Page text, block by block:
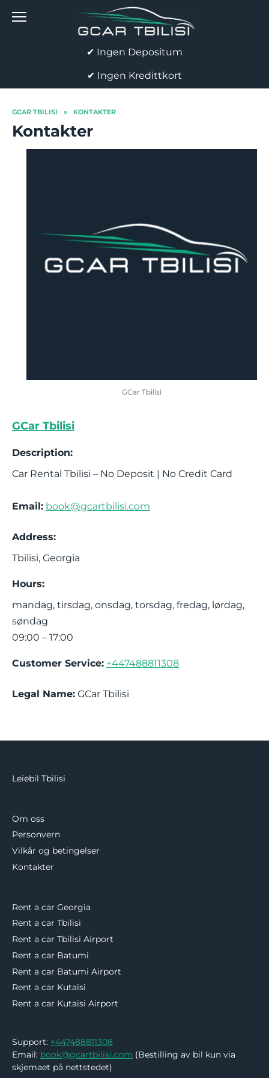
✔ Ingen Depositum
✔ Ingen Kredittkort
GCAR TBILISI » KONTAKTER
Kontakter
GCar Tbilisi
GCar Tbilisi
Description:
Car Rental Tbilisi – No Deposit | No Credit Card
Email: book@gcartbilisi.com
Address:
Tbilisi, Georgia
Hours:
mandag, tirsdag, onsdag, torsdag, fredag, lørdag,
søndag
09:00 – 17:00
Customer Service: +447488811308
Legal Name: GCar Tbilisi
Leiebil Tbilisi
Om oss
Personvern
Vilkår og betingelser
Kontakter
Rent a car Georgia
Rent a car Tbilisi
Rent a car Tbilisi Airport
Rent a car Batumi
Rent a car Batumi Airport
Rent a car Kutaisi
Rent a car Kutaisi Airport
Support: +447488811308
Email: book@gcartbilisi.com (Bestilling av bil kun via
skjemaet på nettstedet)